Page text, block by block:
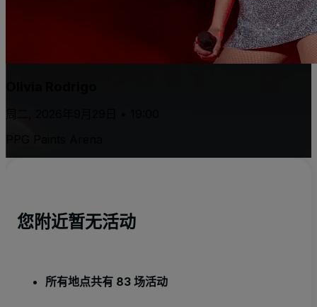
周二, 2026年9月29日 • 19:00
您附近暂无活动
所有地点共有 83 场活动